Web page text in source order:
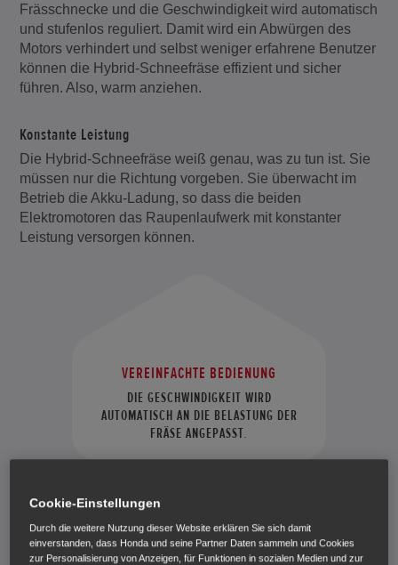
Frässchnecke und die Geschwindigkeit wird automatisch
und stufenlos reguliert. Damit wird ein Abwürgen des
Motors verhindert und selbst weniger erfahrene Benutzer
können die Hybrid-Schneefräse effizient und sicher
führen. Also, warm anziehen.
Konstante Leistung
Die Hybrid-Schneefräse weiß genau, was zu tun ist. Sie
müssen nur die Richtung vorgeben. Sie überwacht im
Betrieb die Akku-Ladung, so dass die beiden
Elektromotoren das Raupenlaufwerk mit konstanter
Leistung versorgen können.
VEREINFACHTE BEDIENUNG
DIE GESCHWINDIGKEIT WIRD
AUTOMATISCH AN DIE BELASTUNG DER
FRÄSE ANGEPASST.
Cookie-Einstellungen
Durch die weitere Nutzung dieser Website erklären Sie sich damit
einverstanden, dass Honda und seine Partner Daten sammeln und Cookies
zur Personalisierung von Anzeigen, für Funktionen in sozialen Medien und zur